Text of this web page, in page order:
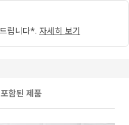
립니다*. 자세히 보기
포함된 제품